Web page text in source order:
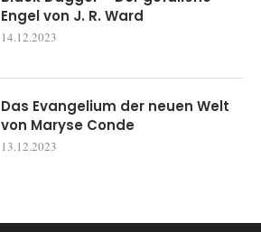
Engel von J. R. Ward
14.12.2023
Das Evangelium der neuen Welt
von Maryse Conde
13.12.2023